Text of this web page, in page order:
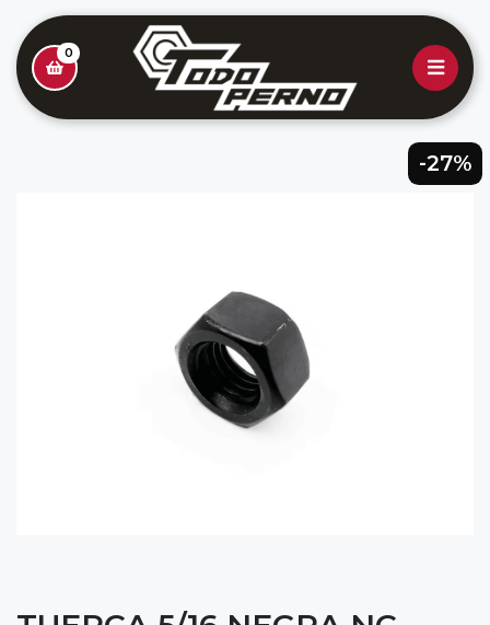
0
-27%